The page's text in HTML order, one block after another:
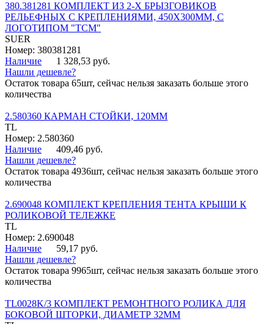
380.381281 КОМПЛЕКТ ИЗ 2-Х БРЫЗГОВИКОВ
РЕЛЬЕФНЫХ С КРЕПЛЕНИЯМИ, 450Х300ММ, С
ЛОГОТИПОМ "ТСМ"
SUER
Номер: 380381281
Наличие
1 328,53 руб.
Нашли дешевле?
Остаток товара 65шт, сейчас нельзя заказать больше этого
количества
2.580360 КАРМАН СТОЙКИ, 120ММ
TL
Номер: 2.580360
Наличие
409,46 руб.
Нашли дешевле?
Остаток товара 4936шт, сейчас нельзя заказать больше этого
количества
2.690048 КОМПЛЕКТ КРЕПЛЕНИЯ ТЕНТА КРЫШИ К
РОЛИКОВОЙ ТЕЛЕЖКЕ
TL
Номер: 2.690048
Наличие
59,17 руб.
Нашли дешевле?
Остаток товара 9965шт, сейчас нельзя заказать больше этого
количества
TL0028K/3 КОМПЛЕКТ РЕМОНТНОГО РОЛИКА ДЛЯ
БОКОВОЙ ШТОРКИ, ДИАМЕТР 32ММ